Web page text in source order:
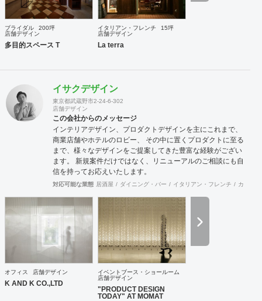
ブライダル
200坪
店舗デザイン
多目的スペース T
イタリアン・フレンチ
15坪
店舗デザイン
La terra
イサクデザイン
東京都武蔵野市2-24-6-302
店舗デザイン
この会社からのメッセージ
インテリアデザイン、プロダクトデザインを主にこれまで、
商業店舗やホテルのロビー、 その中に置くプロダクトに至る
まで、様々なデザインをご提案してきた豊富な経験がござい
ます。 新規案件だけではなく、リニューアルのご相談にも自
信を持ってお応えいたします。
対応可能な業態 居酒屋 ダイニング・バー イタリアン・フレンチ カフェ
オフィス 店舗デザイン
K AND K CO.,LTD
イベントブース・ショールーム
店舗デザイン
"PRODUCT DESIGN
TODAY" AT MOMAT